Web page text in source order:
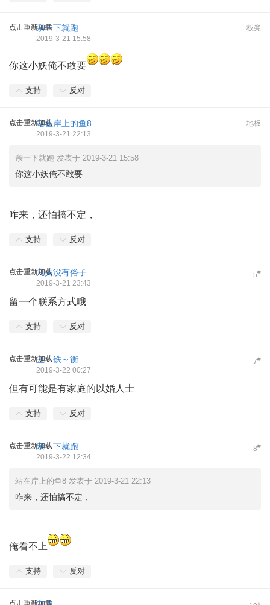
点击重新加载 板凳
亲一下就跑
2019-3-21 15:58
你这小妖俺不敢要
支持 反对
点击重新加载 地板
站在岸上的鱼8
2019-3-21 22:13
亲一下就跑 发表于 2019-3-21 15:58
你这小妖俺不敢要
咋来，还怕搞不定，
支持 反对
点击重新加载 5#
凡夫没有俗子
2019-3-21 23:43
留一个联系方式哦
支持 反对
点击重新加载 7#
王～铁～衡
2019-3-22 00:27
但有可能是有家庭的以婚人士
支持 反对
点击重新加载 8#
亲一下就跑
2019-3-22 12:34
站在岸上的鱼8 发表于 2019-3-21 22:13
咋来，还怕搞不定，
俺看不上
支持 反对
点击重新加载 #